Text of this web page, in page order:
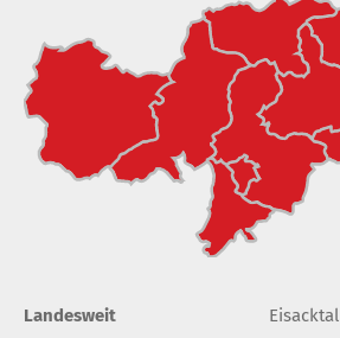
Landesweit
Eisacktal